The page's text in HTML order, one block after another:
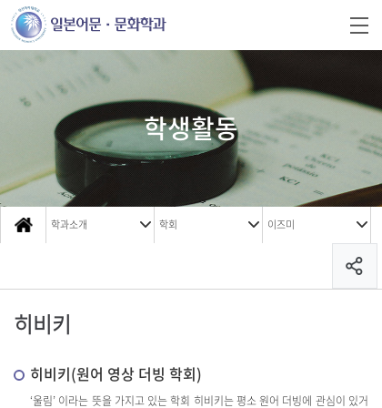
학생활동
학과소개 학회 이즈미
히비키
히비키(원어 영상 더빙 학회)
‘울림’ 이라는 뜻을 가지고 있는 학회 히비키는 평소 원어 더빙에 관심이 있거